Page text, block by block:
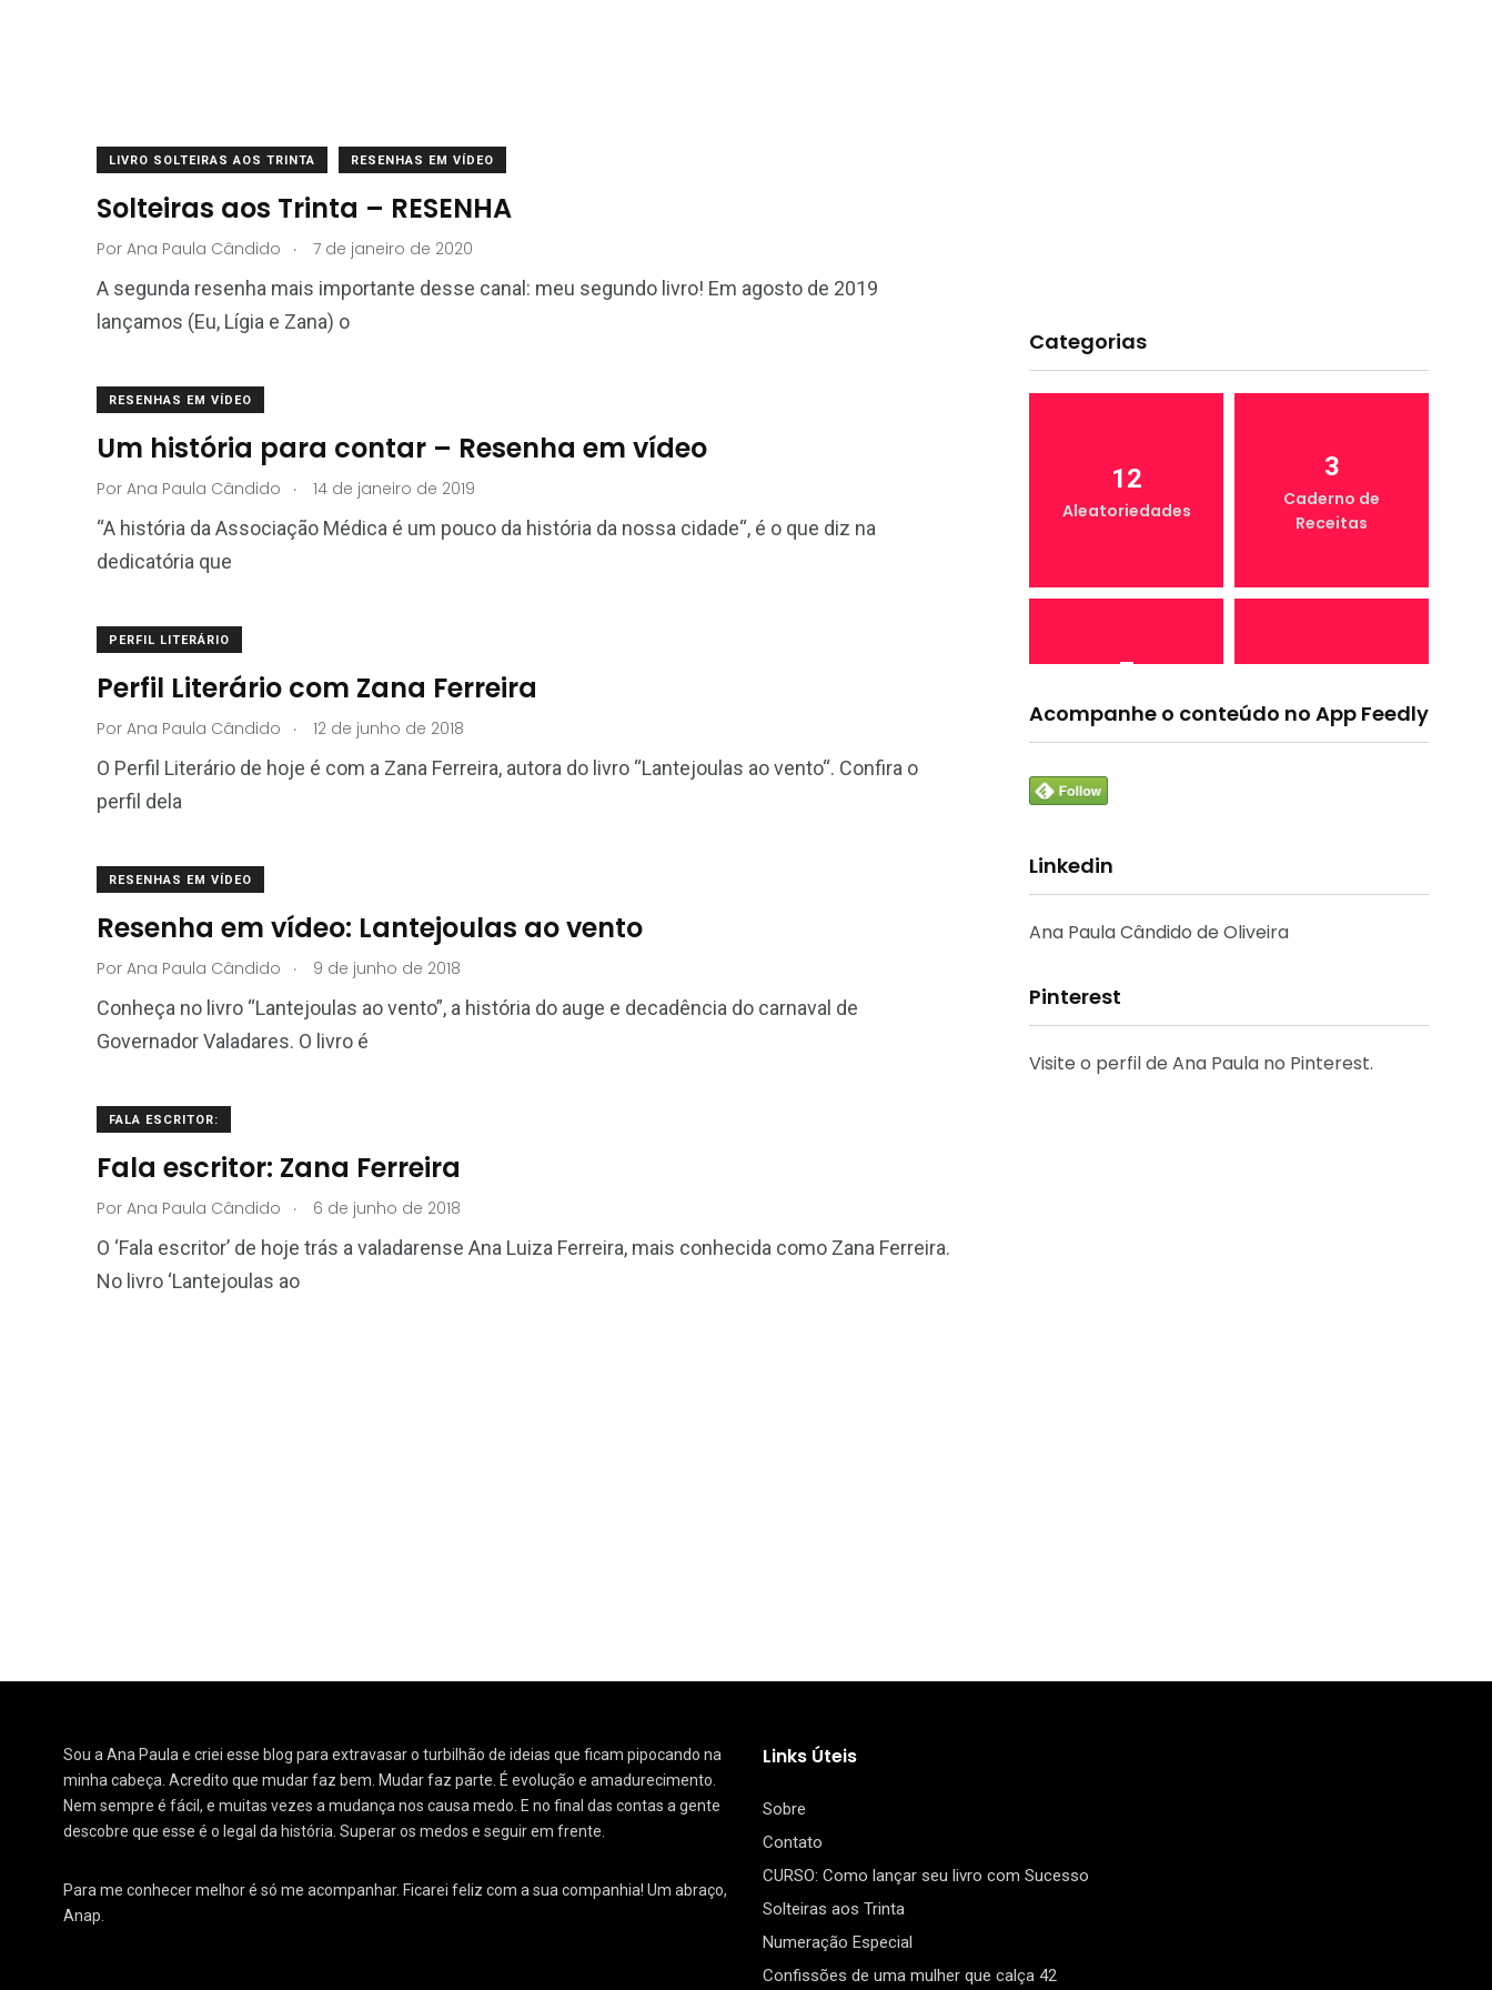
LIVRO SOLTEIRAS AOS TRINTA RESENHAS EM VÍDEO
Solteiras aos Trinta – RESENHA
Por Ana Paula Cândido . 7 de janeiro de 2020
A segunda resenha mais importante desse canal: meu segundo livro! Em agosto de 2019
lançamos (Eu, Lígia e Zana) o
RESENHAS EM VÍDEO
Um história para contar – Resenha em vídeo
Por Ana Paula Cândido . 14 de janeiro de 2019
“A história da Associação Médica é um pouco da história da nossa cidade“, é o que diz na
dedicatória que
PERFIL LITERÁRIO
Perfil Literário com Zana Ferreira
Por Ana Paula Cândido . 12 de junho de 2018
O Perfil Literário de hoje é com a Zana Ferreira, autora do livro “Lantejoulas ao vento“. Confira o
perfil dela
RESENHAS EM VÍDEO
Resenha em vídeo: Lantejoulas ao vento
Por Ana Paula Cândido . 9 de junho de 2018
Conheça no livro “Lantejoulas ao vento”, a história do auge e decadência do carnaval de
Governador Valadares. O livro é
FALA ESCRITOR:
Fala escritor: Zana Ferreira
Por Ana Paula Cândido . 6 de junho de 2018
O ‘Fala escritor’ de hoje trás a valadarense Ana Luiza Ferreira, mais conhecida como Zana Ferreira.
No livro ‘Lantejoulas ao
Categorias
12
Aleatoriedades
3
Caderno de
Receitas
7
Canal Conta
Comigo
Conta Comigo MEI
33
Reflexões
Acompanhe o conteúdo no App Feedly
Linkedin
Ana Paula Cândido de Oliveira
Pinterest
Visite o perfil de Ana Paula no Pinterest.
Sou a Ana Paula e criei esse blog para extravasar o turbilhão de ideias que ficam pipocando na
minha cabeça. Acredito que mudar faz bem. Mudar faz parte. É evolução e amadurecimento.
Nem sempre é fácil, e muitas vezes a mudança nos causa medo. E no final das contas a gente
descobre que esse é o legal da história. Superar os medos e seguir em frente.
Para me conhecer melhor é só me acompanhar. Ficarei feliz com a sua companhia! Um abraço,
Anap.
Links Úteis
Sobre
Contato
CURSO: Como lançar seu livro com Sucesso
Solteiras aos Trinta
Numeração Especial
Confissões de uma mulher que calça 42